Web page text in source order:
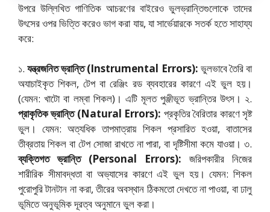
উপরে উল্লিখিত গাণিতিক আচরণের বাইরেও ভুলভ্রান্তিগুলোকে তাদের
উৎসের ওপর ভিত্তি করেও ভাগ করা যায়, যা সার্ভেয়ারকে সতর্ক হতে সাহায্য
করে:
১. যন্ত্রজনিত ভ্রান্তি (Instrumental Errors): ভুলভাবে তৈরি বা
অযাচাইকৃত শিকল, টেপ বা রেঞ্জিং রড ব্যবহারের কারণে এই ভুল হয়।
(যেমন: খাটো বা লম্বা শিকল)। এটি মূলত পুঞ্জীভূত ভ্রান্তির উৎস। ২.
প্রাকৃতিক ভ্রান্তি (Natural Errors): প্রকৃতির বৈরিতার কারণে সৃষ্ট
ভুল। যেমন: অত্যধিক তাপমাত্রায় শিকল প্রসারিত হওয়া, বাতাসের
তীব্রতায় শিকল বা টেপ সোজা রাখতে না পারা, বা দৃষ্টিসীমা কমে যাওয়া। ৩.
ব্যক্তিগত ভ্রান্তি (Personal Errors): জরিপকারীর নিজের
শারীরিক সীমাবদ্ধতা বা অভ্যাসের কারণে এই ভুল হয়। যেমন: শিকল
পুরোপুরি টানটান না করা,তীরের অবস্থান ঠিকমতো দেখতে না পাওয়া, বা ঢালু
ভূমিতে অনুভূমিক দূরত্ব অনুমানে ভুল করা।